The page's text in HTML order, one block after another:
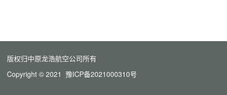
版权归中原龙浩航空公司所有
Copyright © 2021 豫ICP备2021000310号